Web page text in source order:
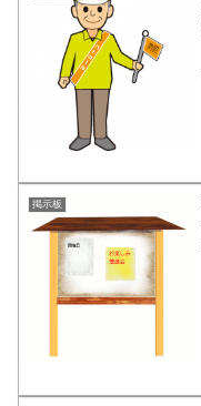
掲示板